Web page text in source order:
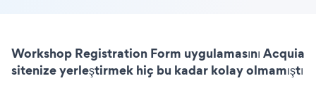
Workshop Registration Form uygulamasını Acquia
sitenize yerleştirmek hiç bu kadar kolay olmamıştı